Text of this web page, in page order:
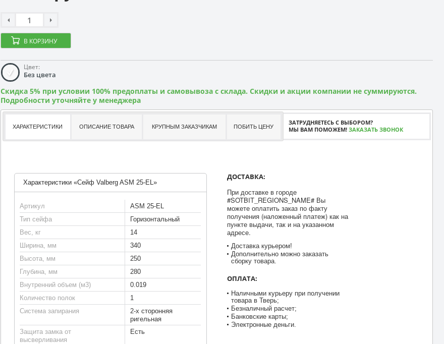
В КОРЗИНУ
Цвет:
Без цвета
Скидка 5% при условии 100% предоплаты и самовывоза с склада. Скидки и акции компании не суммируются.
Подробности уточняйте у менеджера
ХАРАКТЕРИСТИКИ ОПИСАНИЕ ТОВАРА КРУПНЫМ ЗАКАЗЧИКАМ ПОБИТЬ ЦЕНУ
ЗАТРУДНЯЕТЕСЬ С ВЫБОРОМ?
МЫ ВАМ ПОМОЖЕМ! ЗАКАЗАТЬ ЗВОНОК
Характеристики «Сейф Valberg ASM 25-EL»
Артикул
ASM 25-EL
Тип сейфа
Горизонтальный
Вес, кг
14
Ширина, мм
340
Высота, мм
250
Глубина, мм
280
Внутренний объем (м3)
0.019
Количество полок
1
Система запирания
2-х сторонняя
ригельная
Защита замка от
высверливания
Есть
ДОСТАВКА:
При доставке в городе
#SOTBIT_REGIONS_NAME# Вы
можете оплатить заказ по факту
получения (наложенный платеж) как на
пункте выдачи, так и на указанном
адресе.
Доставка курьером!
Дополнительно можно заказать
сборку товара.
ОПЛАТА:
Наличными курьеру при получении
товара в Тверь;
Безналичный расчет;
Банковские карты;
Электронные деньги.